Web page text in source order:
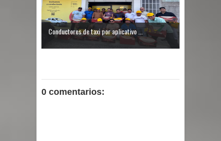
Conductores de taxi por aplicativo ...
0 comentarios: